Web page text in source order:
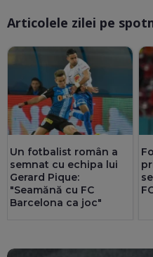
Articolele zilei pe
Un fotbalist român a
semnat cu echipa lui
Gerard Pique:
"Seamănă cu FC
Barcelona ca joc"